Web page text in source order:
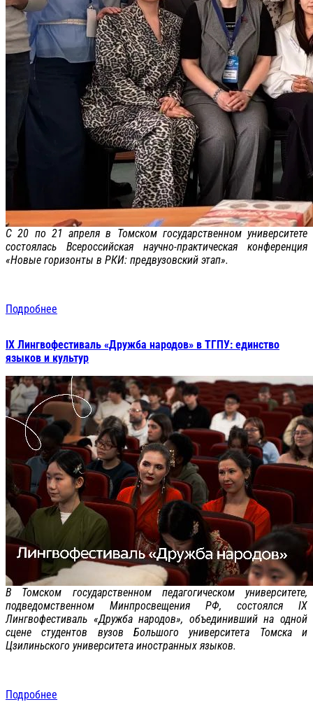
С 20 по 21 апреля в Томском государственном университете
состоялась Всероссийская научно-практическая конференция
«Новые горизонты в РКИ: предвузовский этап».
Подробнее
IX Лингвофестиваль «Дружба народов» в ТГПУ: единство
языков и культур
В Томском государственном педагогическом университете,
подведомственном Минпросвещения РФ, состоялся IX
Лингвофестиваль «Дружба народов», объединивший на одной
сцене студентов вузов Большого университета Томска и
Цзилиньского университета иностранных языков.
Подробнее